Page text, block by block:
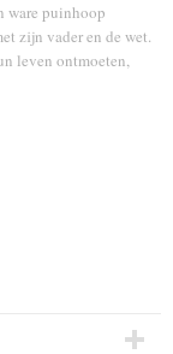
ware puinhoop
zijn vader en de wet.
leven ontmoeten,